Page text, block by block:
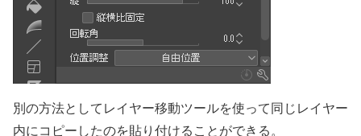
別の方法としてレイヤー移動ツールを使って同じレイヤー
内にコピーしたのを貼り付けることができる。